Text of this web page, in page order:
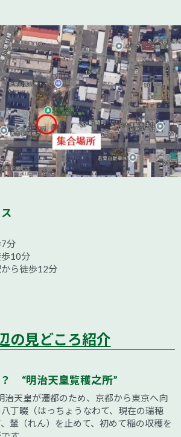
分
10分
ら徒歩12分
の見どころ紹介
“明治天皇覧穫之所”
治天皇が遷都のため、京都から東京へ向
丁畷（はっちょうなわて、現在の瑞穂
輦（れん）を止めて、初めて稲の収穫を